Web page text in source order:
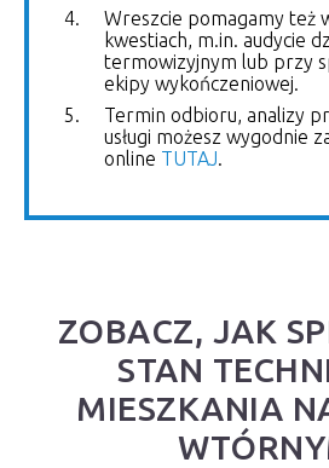
Wreszcie pomagamy też
kwestiach, m.in. audycie
termowizyjnym lub przy
ekipy wykończeniowej.
Termin odbioru, analizy
usługi możesz wygodnie
online TUTAJ.
ZOBACZ, JAK
STAN
MIESZKANIA